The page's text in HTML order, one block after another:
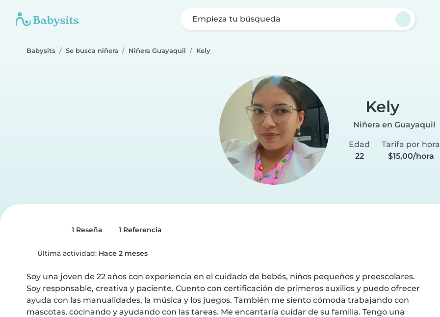
Empieza tu búsqueda
Babysits Se busca niñera Niñera Guayaquil Kely
Kely
Niñera en Guayaquil
Edad
22
Tarifa por hora
$15,00/hora
1 Reseña 1 Referencia
Última actividad: Hace 2 meses
Soy una joven de 22 años con experiencia en el cuidado de bebés, niños pequeños y preescolares.
Soy responsable, creativa y paciente. Cuento con certificación de primeros auxilios y puedo ofrecer
ayuda con las manualidades, la música y los juegos. También me siento cómoda trabajando con
mascotas, cocinando y ayudando con las tareas. Me encantaría cuidar de su familia. Tengo una